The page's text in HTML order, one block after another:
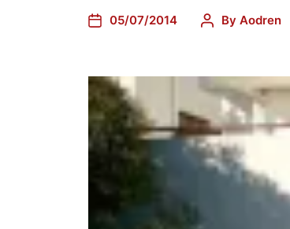
05/07/2014 By Aodren